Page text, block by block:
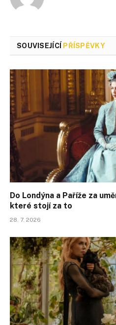
SOUVISEJÍCÍ PŘÍSPĚVKY
Do Londýna a Paříže za
které stojí za to
28. 7. 2026